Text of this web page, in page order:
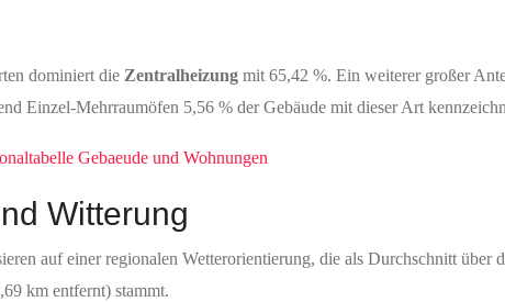
dominiert die Zentralheizung mit 65,42 %. Ein weiterer großer
Einzel-Mehrraumöfen 5,56 % der Gebäude mit dieser Art
Gebaeude und Wohnungen
Witterung
auf einer regionalen Wetterorientierung, die als Durchschnitt über
km entfernt) stammt.